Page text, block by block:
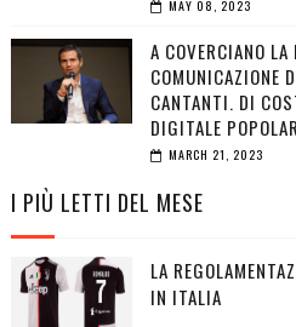
MAY 08, 2023
A COVERCIANO
COMUNICAZIONE
CANTANTI. DI
DIGITALE
MARCH 21, 2023
I PIÙ LETTI DEL MESE
LA
IN ITALIA